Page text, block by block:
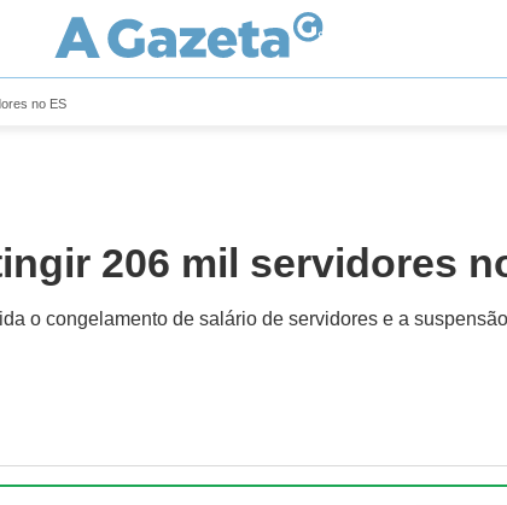
no ES
206 mil servidores
o congelamento de salário de servidores e a